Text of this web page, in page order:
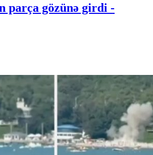
parça gözünə girdi -